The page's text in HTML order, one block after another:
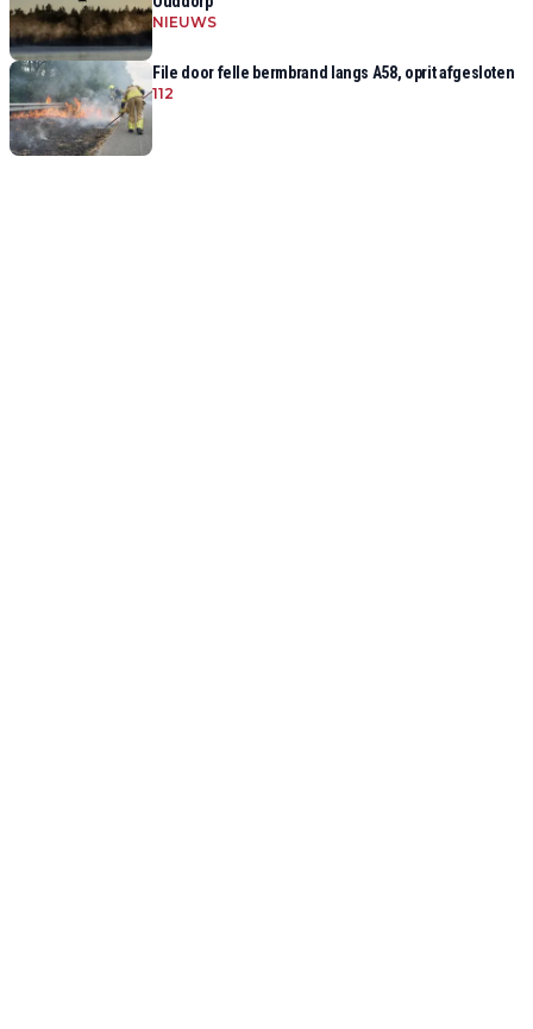
NIEUWS
File door felle bermbrand langs A58, oprit afgesloten
112